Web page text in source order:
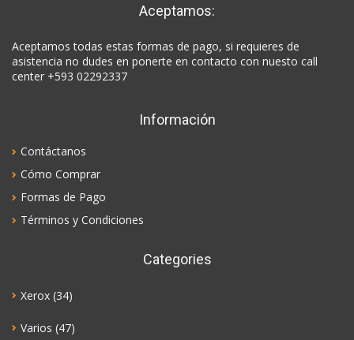
Aceptamos:
Aceptamos todas estas formas de pago, si requieres de
asistencia no dudes en ponerte en contacto con nuesto call
center +593 02292337
Información
Contáctanos
Cómo Comprar
Formas de Pago
Términos y Condiciones
Categories
Xerox (34)
Varios (47)